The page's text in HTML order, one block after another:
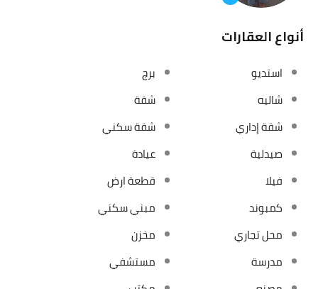
أنواع العقارات
استديو
برج
شاليه
شقة
شقة إداري
شقة سكني
صيدلية
عيادة
فيلا
قطعة ارض
كمبوند
مبني سكني
محل تجاري
مخزن
مدرسة
مستشفي